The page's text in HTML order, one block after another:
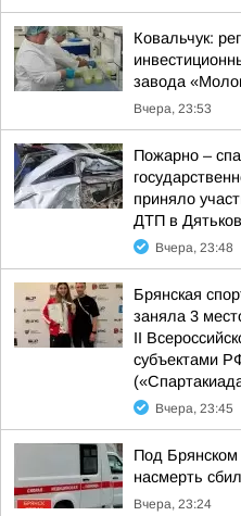
Ковальчук:
завода
Вчера, 23:53
Пожарно –
приняло
ДТП в
Вчера, 23:48
Брянская
заняла 3
II
субъектами
Вчера, 23:45
Под Брянском
насмерть
Вчера, 23:24